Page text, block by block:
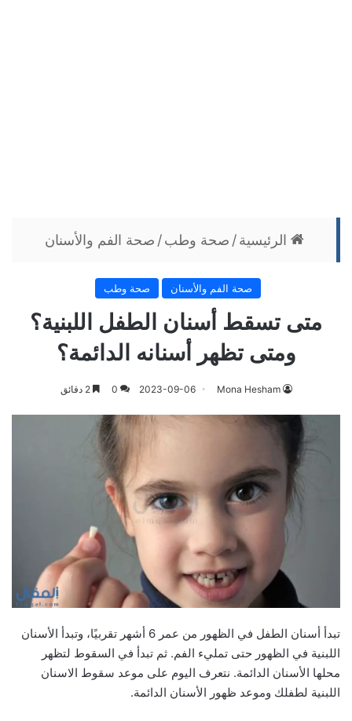
الرئيسية / صحة وطب / صحة الفم والأسنان
صحة الفم والأسنان صحة وطب
متى تسقط أسنان الطفل اللبنية؟
ومتى تظهر أسنانه الدائمة؟
Mona Hesham
2023-09-06
0 2 دقائق
تبدأ أسنان الطفل في الظهور من عمر 6 أشهر تقربيًا، وتبدأ الأسنان
اللبنية في الظهور حتى تمليء الفم. ثم تبدأ في السقوط لتظهر
محلها الأسنان الدائمة. نتعرف اليوم على موعد سقوط الاسنان
اللبنية لطفلك وموعد ظهور الأسنان الدائمة.